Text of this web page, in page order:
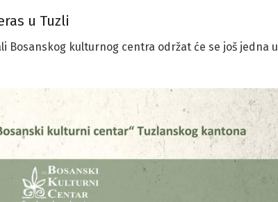
u Tuzli
Bosanskog kulturnog centra održat će se još jedna u